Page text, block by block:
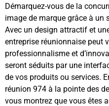
Démarquez-vous de la
image de marque grâce à un
Avec un design attractif et
entreprise réunionnaise peut
professionnalisme et
seront séduits par une
de vos produits ou services.
réunion 974 à la pointe des
vous montrez que vous êtes